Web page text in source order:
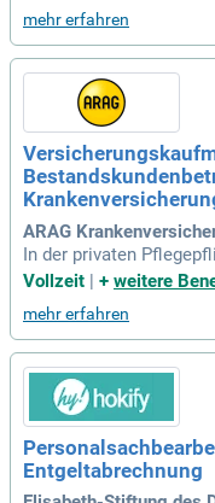
chen Weltweit sicher
mehr erfahren
ARAG
In der privaten
e Beitragseinstufung
erfolgreich
reich oder
rsicherung ist
erzen und du scheust
eeindrucken sowohl
nnen. Ständige
bstverständlich.
rbeit, sodass du selbst
Vollzeit | + weitere
mehr erfahren
Entgeltabrechnung